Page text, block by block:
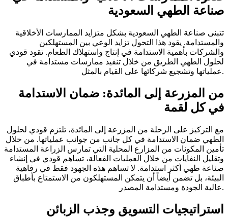
صناعة الطهي السعودية
تتبنى صناعة الطهي السعودية بشكل متزايد الممارسات الأخلاقية
والمستدامة. يقود هذا التحول تزايد الوعي بين المستهلكين
والشركات بأهمية الاستدامة في إنتاج واستهلاك الطعام. تقود قودي
لحلول الطهي الطريق من خلال تنفيذ ممارسات مستدامة في
عملياتها وتشجيع شركائها على القيام بالمثل.
من المزرعة إلى المائدة: ضمان الاستدامة
في كل لقمة
مع التركيز على الرحلة من المزرعة إلى المائدة، تلتزم قودي لحلول
الطهي ضمان الاستدامة في كل جانب من جوانب عملياتها. من خلال
تأمين المكونات من المزارع المحلية التي تمارس الزراعة المستدامة
وتقليل النفايات من خلال العمليات الفعالة، تساهم قودي في إنشاء
صناعة طهي أكثر استدامة. لا تساهم هذه الجهود فقط في رفاهية
البيئة، بل تضمن أيضاً أن يتمكن المستهلكون من الاستمتاع بأطباق
عالية الجودة ومستدامة المصدر.
استراتيجيات التسويق وجذب الزبائن